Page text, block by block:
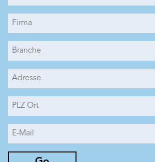
VOB/C DIN 18363 2.4.1. in 11
Innen- und Außenbereich wie z.B.
auf Putz und Beton verwendbar. Durch
Kaliwasserglas entsteht kein